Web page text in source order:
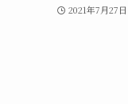
2021年7月27日